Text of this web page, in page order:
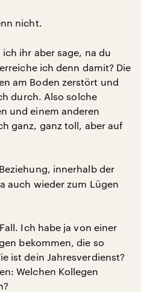
nicht.
ich ihr aber sage, na du
ich denn damit? Die
am Boden zerstört und
durch. Also solche
und einem anderen
ganz, ganz toll, aber auf
innerhalb der
auch wieder zum Lügen
Ich habe ja von einer
bekommen, die so
ist dein Jahresverdienst?
Welchen Kollegen